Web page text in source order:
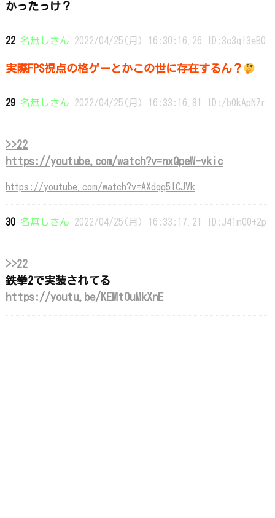
かったっけ？
22 名無しさん 2022/04/25(月) 16:30:16.26 ID:3c3ql3eB0
実際FPS視点の格ゲーとかこの世に存在するん？
29 名無しさん 2022/04/25(月) 16:33:16.81 ID:/b0kApN7r
>>22
https://youtube.com/watch?v=nxQpeW-vkic
https://youtube.com/watch?v=AXdqq5lCJVk
30 名無しさん 2022/04/25(月) 16:33:17.21 ID:J41m00+2p
>>22
鉄拳2で実装されてる
https://youtu.be/KEMt0uMkXnE